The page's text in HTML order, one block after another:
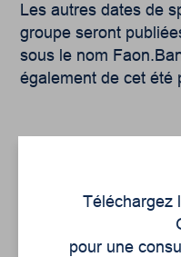
Les autres dates de
groupe seront
sous le nom
également de cet été
Téléchargez
pour une